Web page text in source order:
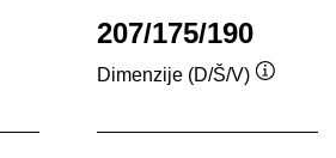
207/175/190
Dimenzije (D/Š/V)